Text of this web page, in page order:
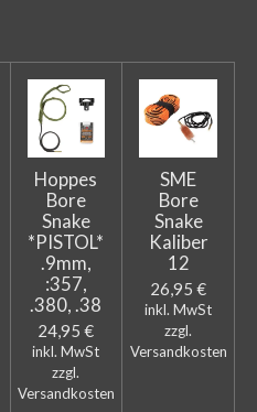
Hoppes
Bore
Snake
*PISTOL*
.9mm,
:357,
.380, .38
24,95 €
inkl. MwSt
zzgl.
Versandkosten
SME
Bore
Snake
Kaliber
12
26,95 €
inkl. MwSt
zzgl.
Versandkosten